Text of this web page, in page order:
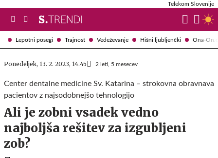
Lepotni posegi Trajnost Vedeževanje Hišni ljubljenčki Ona-
Telekom Slovenije
Ponedeljek, 13. 2. 2023, 14.45 2 leti, 5 mesecev
Center dentalne medicine Sv. Katarina – strokovna obravnava
pacientov z najsodobnejšo tehnologijo
Ali je zobni vsadek vedno
najboljša rešitev za izgubljeni
zob?